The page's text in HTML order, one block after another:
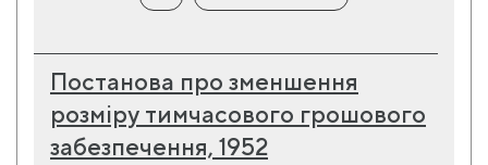
Постанова про зменшення
розміру тимчасового грошового
забезпечення, 1952